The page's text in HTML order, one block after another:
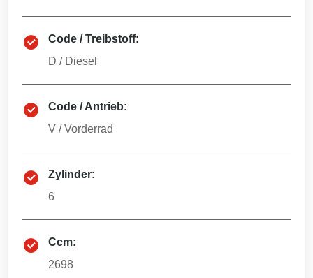
Code / Treibstoff:
D / Diesel
Code / Antrieb:
V /Vorderrad
Zylinder:
6
Ccm:
2698